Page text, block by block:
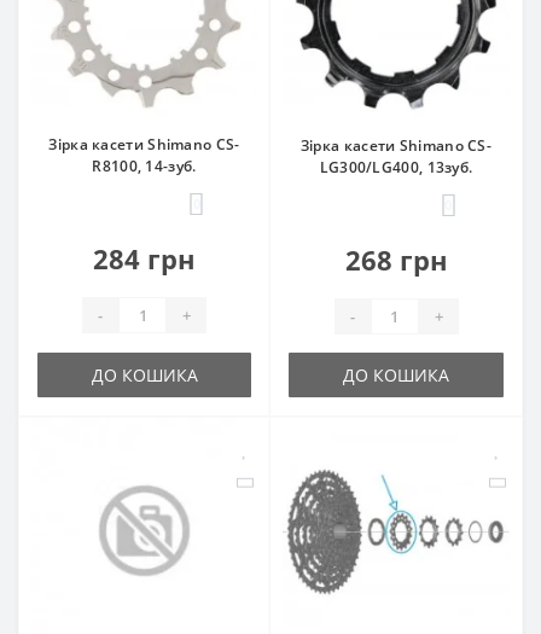
Зірка касети Shimano CS-
R8100, 14-зуб.
284 грн
- +
ДО КОШИКА
Зірка касети Shimano CS-
LG300/LG400, 13зуб.
268 грн
- +
ДО КОШИКА